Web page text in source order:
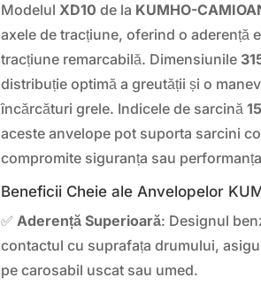
ModelulXD10 de la KUMHO-
axele de tracțiune, oferind o aderență
tracțiune remarcabilă. Dimensiunile
distribuție optimă a greutății și o
încărcături grele. Indicele de sarcină
aceste anvelope pot suporta sarcini
compromite siguranța sau
Beneficii Cheie ale Anvelopelor
✅Aderență Superioară: Designul
contactul cu suprafața drumului,
pe carosabil uscat sau umed.